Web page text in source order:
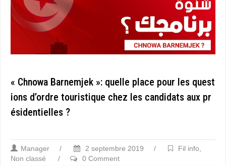
« Chnowa Barnemjek »: quelle place pour les quest
ions d’ordre touristique chez les candidats aux pr
ésidentielles ?
Manager / 2 septembre 2019 / Fil info,
Non classé
/ 0 Comment